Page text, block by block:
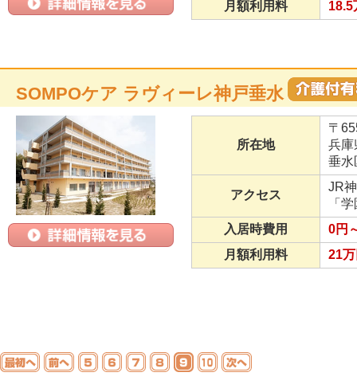
月額利用料 18.5
SOMPOケア ラヴィーレ神戸垂水
所在地
〒
兵庫
垂水
アクセス
JR
「
入居時費用
0円
月額利用料
21